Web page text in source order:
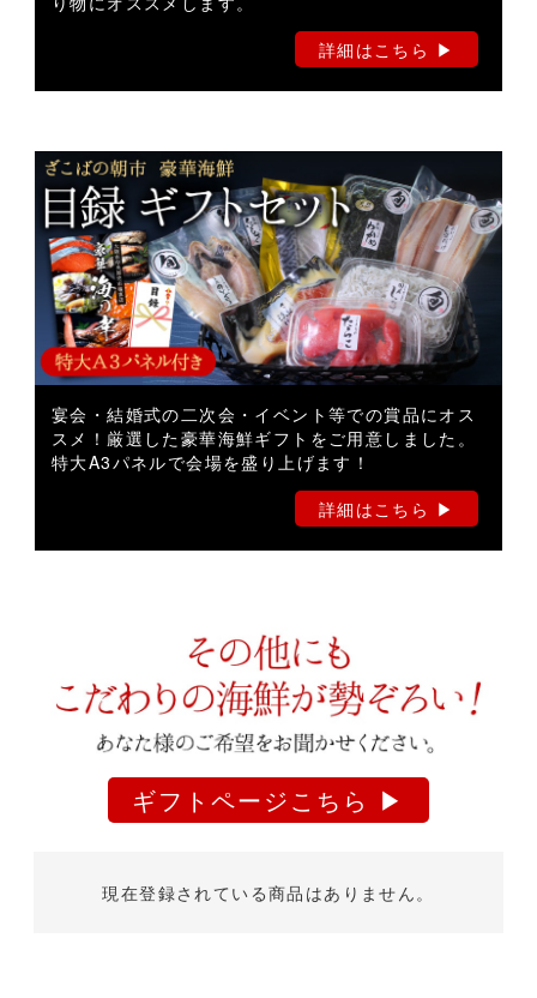
詳細はこちら ▶︎
宴会・結婚式の二次会・イベント等での賞品にオス
スメ！厳選した豪華海鮮ギフトをご用意しました。
特大A3パネルで会場を盛り上げます！
詳細はこちら ▶︎
ギフトページこちら ▶︎
現在登録されている商品はありません。